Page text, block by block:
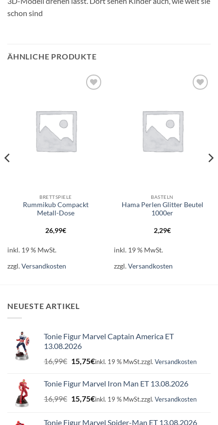
schon sind
ÄHNLICHE PRODUKTE
BRETTSPIELE
Rummikub Compackt
Metall-Dose
26,99€
inkl. 19 % MwSt.
zzgl.Versandkosten
BASTELN
Hama Perlen Glitter Beutel
1000er
2,29€
inkl. 19 % MwSt.
zzgl.Versandkosten
NEUESTE ARTIKEL
Tonie Figur Marvel Captain America ET
13.08.2026
16,99€ Ursprünglicher
Preis
16,99€
15,75€Aktueller
15,75€.
inkl. 19 % MwSt.zzgl. Versandkosten
Tonie Figur Marvel Iron Man ET 13.08.2026
16,99€ Ursprünglicher
Preis
15,75€Aktueller
inkl. 19 % MwSt.zzgl. Versandkosten
Tonie Figur Marvel Spider-Man ET 13.08.2026